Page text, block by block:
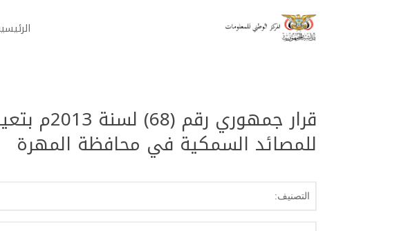
قرار
للمصائد السمكية في محافظة المهرة
التصنيف: